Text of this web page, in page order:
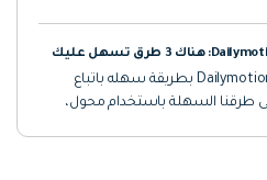
تستطيع تحميل اى فيديوهات Dailymotion بطريقة سهله باتباع
طرقنا السهلة باستخدام محول،